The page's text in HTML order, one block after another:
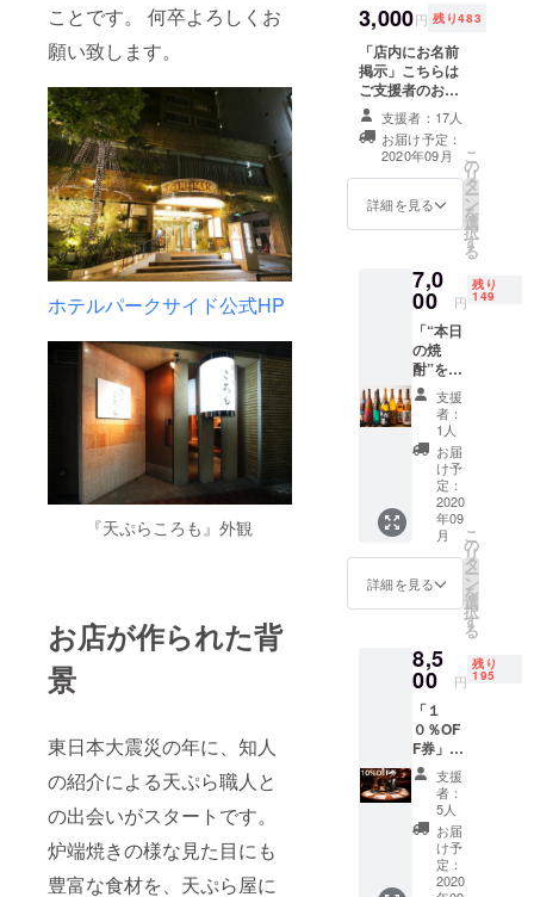
ことです。 何卒よろしくお
願い致します。
ホテルパークサイド公式HP
『天ぷらころも』外観
お店が作られた背
景
東日本大震災の年に、知人
の紹介による天ぷら職人と
の出会いがスタートです。
炉端焼きの様な見た目にも
豊富な食材を、天ぷら屋に
3,000円 残り483
「店内にお名前
掲示」こちらは
ご支援者のお名
前を掲示させて
いただきます。
併せてお礼の
メールを送らせ
ていただきま
す。 ※ご支援
支援者：17人
お届け予定：
2020年09月
詳細を見る
こ
の
リ
タ
ー
ン
を
選
択
す
る
7,0
00 円
残り
149
「“本日
の焼
酎”をお
1人様１
杯毎回
ご用意
する
券」の
提供。
おすす
め焼酎
をボト
ルキー
プして
いる感
覚でご
ださ
い。他
の方へ
の譲渡
や貸し
出しは
ご遠慮
くださ
い。●画
像はイ
メージ
です。
有効期
支援
者：
1人
お届
け予
定：
2020
年09
月
詳細を見る
こ
の
リ
タ
ー
ン
を
選
択
す
る
8,5
00 円
残り
195
「１
０％OF
F券」の
提供。
何度で
もご利
用可能
です。
割引き
上限金
支援
者：
5人
お届
け予
定：
2020